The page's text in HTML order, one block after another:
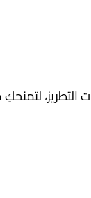
لتمنحكِ